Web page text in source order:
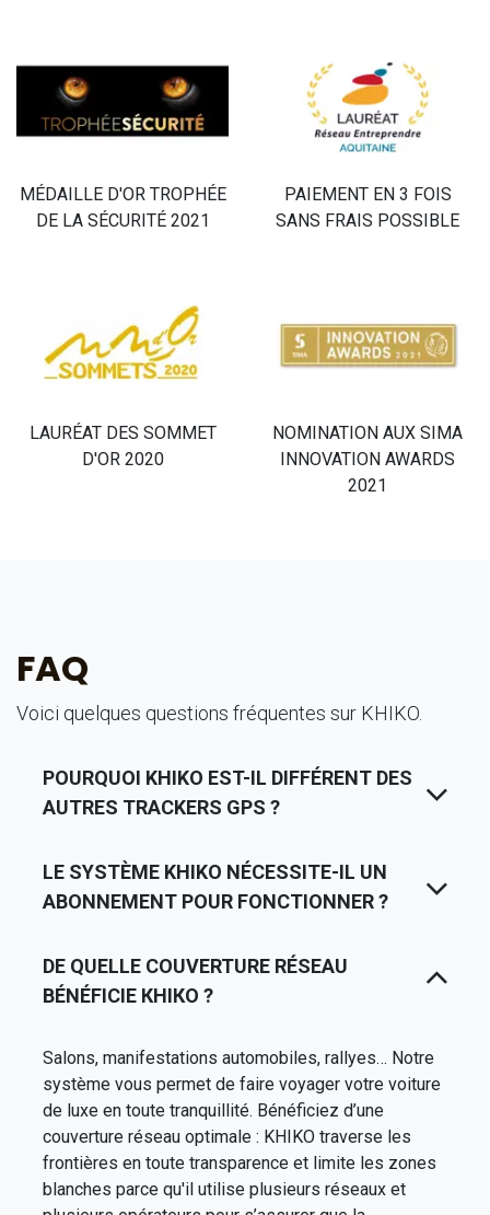
MÉDAILLE D'OR TROPHÉE
DE LA SÉCURITÉ 2021
PAIEMENT EN 3 FOIS
SANS FRAIS POSSIBLE
LAURÉAT DES SOMMET
D'OR 2020
NOMINATION AUX SIMA
INNOVATION AWARDS
2021
FAQ
Voici quelques questions fréquentes sur KHIKO.
POURQUOI KHIKO EST-IL DIFFÉRENT DES
AUTRES TRACKERS GPS ?
LE SYSTÈME KHIKO NÉCESSITE-IL UN
ABONNEMENT POUR FONCTIONNER ?
DE QUELLE COUVERTURE RÉSEAU
BÉNÉFICIE КНІКО ?
Salons, manifestations automobiles, rallyes… Notre
système vous permet de faire voyager votre voiture
de luxe en toute tranquillité. Bénéficiez d’une
couverture réseau optimale : KHIKO traverse les
frontières en toute transparence et limite les zones
blanches parce qu'il utilise plusieurs réseaux et